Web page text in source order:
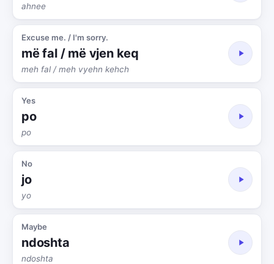
ahnee
Excuse me. / I'm sorry.
më fal / më vjen keq
meh fal / meh vyehn kehch
Yes
po
po
No
jo
yo
Maybe
ndoshta
ndoshta